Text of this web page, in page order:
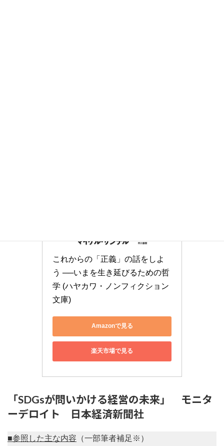
これからの「正義」の話をしよ
う ──いまを生き延びるための哲
学 (ハヤカワ・ノンフィクション
文庫)
Amazonで見る
楽天市場で見る
「SDGsが問いかける経営の未来」 モニタ
ーデロイト 日本経済新聞社
■参照した主な内容 （一部筆者補足※）